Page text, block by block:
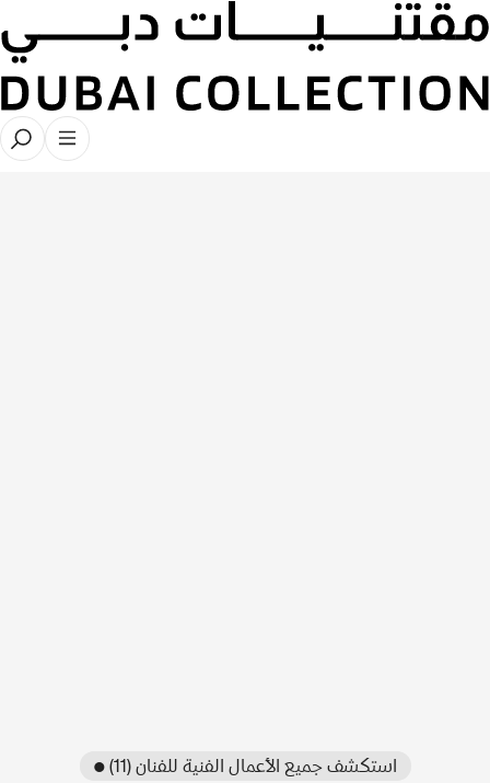
● استكشف جميع الأعمال الفنية للفنان (11)